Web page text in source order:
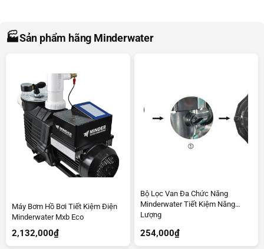
🏭Sản phẩm hãng Minderwater
Máy Bơm Hồ Bơi Tiết Kiệm Điện
Minderwater Mxb Eco
2,132,000₫
Bộ Lọc Van Đa Chức Năng
Minderwater Tiết Kiệm Năng
Lượng
254,000₫